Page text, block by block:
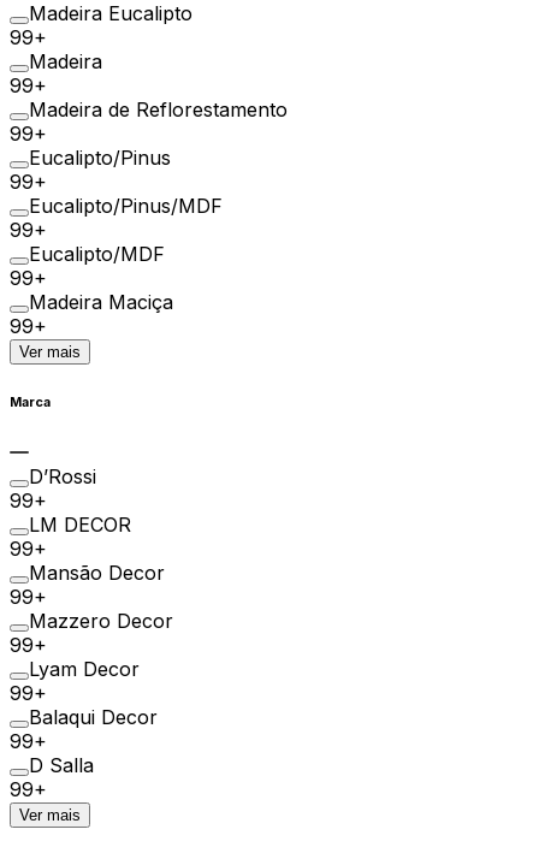
Madeira Eucalipto
99+
Madeira
99+
Madeira de Reflorestamento
99+
Eucalipto/Pinus
99+
Eucalipto/Pinus/MDF
99+
Eucalipto/MDF
99+
Madeira Maciça
99+
Ver mais
Marca
D’Rossi
99+
LM DECOR
99+
Mansão Decor
99+
Mazzero Decor
99+
Lyam Decor
99+
Balaqui Decor
99+
D Salla
99+
Ver mais